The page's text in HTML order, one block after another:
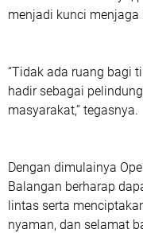
menjadi kunci menjaga
“Tidak ada ruang bagi
hadir sebagai
masyarakat,” tegasnya.
Dengan dimulainya
Balangan berharap
lintas serta
nyaman, dan selamat